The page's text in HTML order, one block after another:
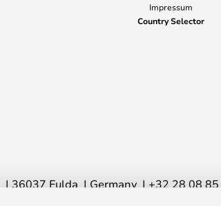
Impressum
Country Selector
36037 Fulda Germany +32 28 08 85